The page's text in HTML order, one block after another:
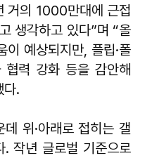
거의 1000만대에 근접
생각하고 있다”며 “올
예상되지만, 플립·폴
력 강화 등을 감안해
다.
위·아래로 접히는 갤
. 작년 글로벌 기준으로